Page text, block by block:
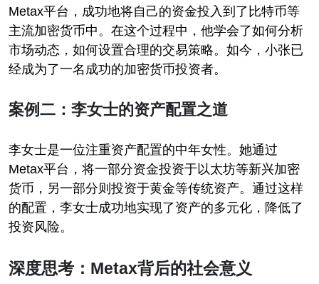
Metax平台，成功地将自己的资金投入到了比特币等
主流加密货币中。在这个过程中，他学会了如何分析
市场动态，如何设置合理的交易策略。如今，小张已
经成为了一名成功的加密货币投资者。
案例二：李女士的资产配置之道
李女士是一位注重资产配置的中年女性。她通过
Metax平台，将一部分资金投资于以太坊等新兴加密
货币，另一部分则投资于黄金等传统资产。通过这样
的配置，李女士成功地实现了资产的多元化，降低了
投资风险。
深度思考：Metax背后的社会意义